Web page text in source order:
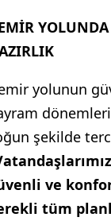
yolunun
şekilde
ve
tüm